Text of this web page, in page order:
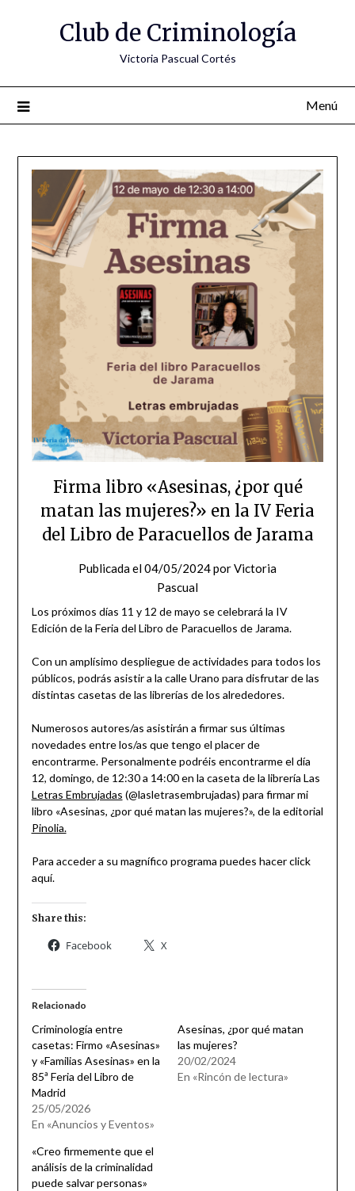
Club de Criminología
Victoria Pascual Cortés
Menú
Firma libro «Asesinas, ¿por qué
matan las mujeres?» en la IV Feria
del Libro de Paracuellos de Jarama
Publicada el04/05/2024porVictoria
Pascual
Los próximos días 11 y 12 de mayo se celebrará la IV
Edición de la Feria del Libro de Paracuellos de Jarama.
Con un amplísimo despliegue de actividades para todos los
públicos, podrás asistir a la calle Urano para disfrutar de las
distintas casetas de las librerías de los alrededores.
Numerosos autores/as asistirán a firmar sus últimas
novedades entre los/as que tengo el placer de
encontrarme. Personalmente podréis encontrarme el día
12, domingo, de 12:30 a 14:00 en la caseta de la librería Las
Letras Embrujadas (@lasletrasembrujadas) para firmar mi
libro «Asesinas, ¿por qué matan las mujeres?», de la editorial
Pinolia.
Para acceder a su magnífico programa puedes hacer click
aquí.
Share this:
Facebook X
Relacionado
Criminología entre
casetas: Firmo «Asesinas»
y «Familias Asesinas» en la
85ª Feria del Libro de
Madrid
25/05/2026
En «Anuncios y Eventos»
Asesinas, ¿por qué matan
las mujeres?
20/02/2024
En «Rincón de lectura»
«Creo firmemente que el
análisis de la criminalidad
puede salvar personas»